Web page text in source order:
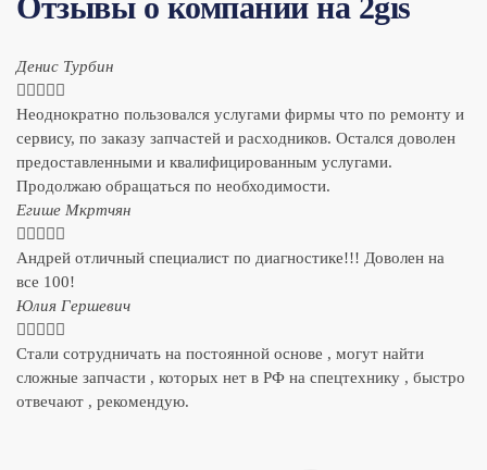
Отзывы о компании на 2gis
Денис Турбин
    
Неоднократно пользовался услугами фирмы что по ремонту и
сервису, по заказу запчастей и расходников. Остался доволен
предоставленными и квалифицированным услугами.
Продолжаю обращаться по необходимости.
​Егише Мкртчян
    
Андрей отличный специалист по диагностике!!! Доволен на
все 100!
​Юлия Гершевич
    
Стали сотрудничать на постоянной основе , могут найти
сложные запчасти , которых нет в РФ на спецтехнику , быстро
отвечают , рекомендую.